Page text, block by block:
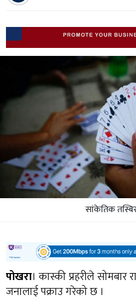
सांकेतिक
पोखरा। कास्की प्रहरीले
जनालाई पक्राउ गरेको छ ।